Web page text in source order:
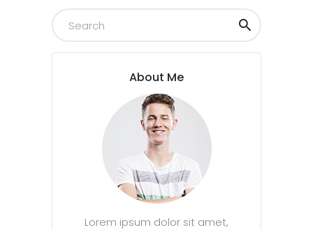
About Me
Lorem ipsum dolor sit amet,